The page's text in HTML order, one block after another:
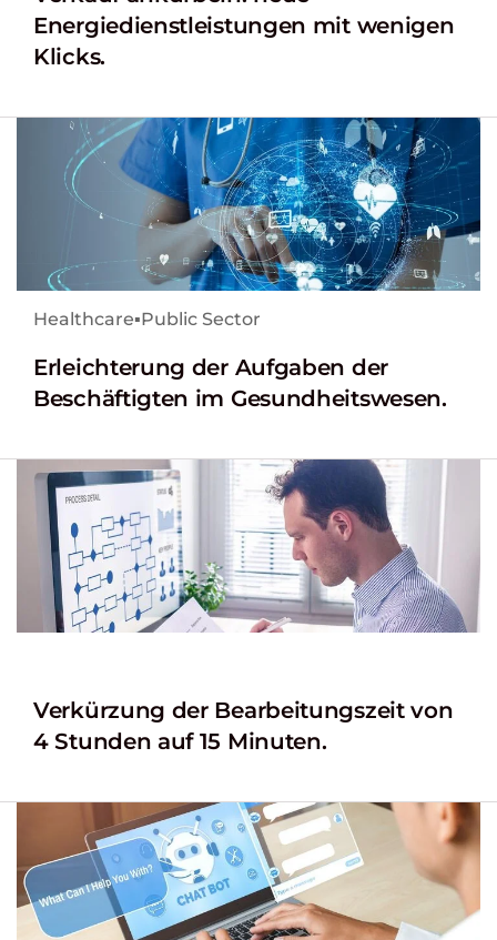
Energiedienstleistungen mit wenigen
Klicks.
Healthcare▪Public Sector
Erleichterung der Aufgaben der
Beschäftigten im Gesundheitswesen.
Verkürzung der Bearbeitungszeit von
4 Stunden auf 15 Minuten.